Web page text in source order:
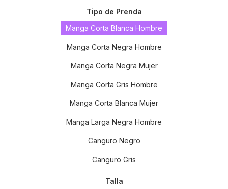
Tipo de Prenda
Manga Corta Blanca Hombre
Manga Corta Negra Hombre
Manga Corta Negra Mujer
Manga Corta Gris Hombre
Manga Corta Blanca Mujer
Manga Larga Negra Hombre
Canguro Negro
Canguro Gris
Talla